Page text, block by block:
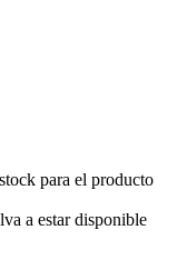
para el producto
a estar disponible